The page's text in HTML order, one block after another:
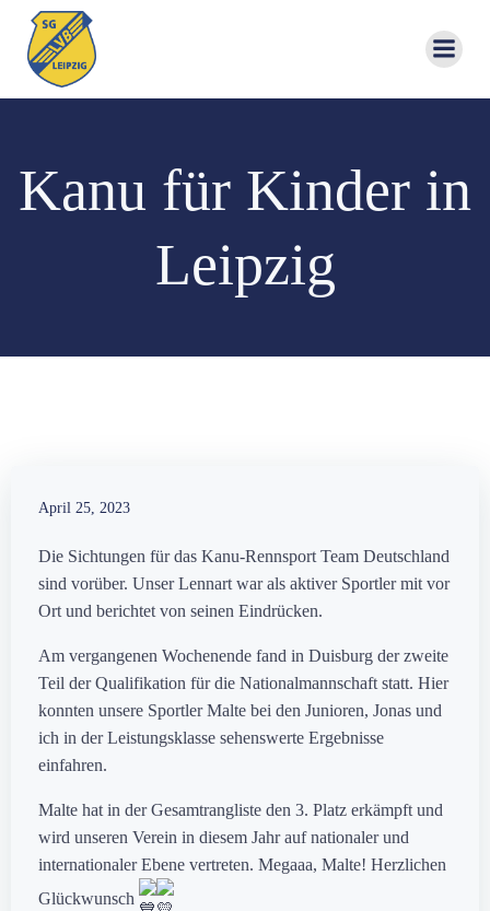
Kanu für Kinder in
Leipzig
April 25, 2023
Die Sichtungen für das Kanu-Rennsport Team Deutschland
sind vorüber. Unser Lennart war als aktiver Sportler mit vor
Ort und berichtet von seinen Eindrücken.
Am vergangenen Wochenende fand in Duisburg der zweite
Teil der Qualifikation für die Nationalmannschaft statt. Hier
konnten unsere Sportler Malte bei den Junioren, Jonas und
ich in der Leistungsklasse sehenswerte Ergebnisse
einfahren.
Malte hat in der Gesamtrangliste den 3. Platz erkämpft und
wird unseren Verein in diesem Jahr auf nationaler und
internationaler Ebene vertreten. Megaaa, Malte! Herzlichen
Glückwunsch